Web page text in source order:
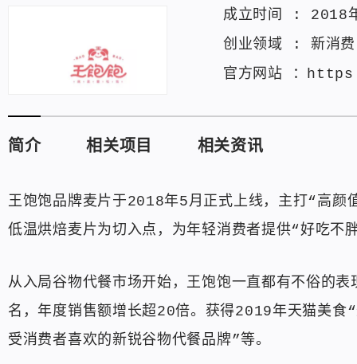
成立时间 : 2018
创业领域 : 新消费
官方网站 ：
简介 相关项目 相关资讯
王饱饱品牌麦片于2018年5月正式上线，主打“高颜
低温烘焙麦片为切入点，为年轻消费者提供“好吃不
从入局谷物代餐市场开始，王饱饱一直都有不俗的
名，年度销售额增长超20倍。获得2019年天猫美
受消费者喜欢的新锐谷物代餐品牌”等。